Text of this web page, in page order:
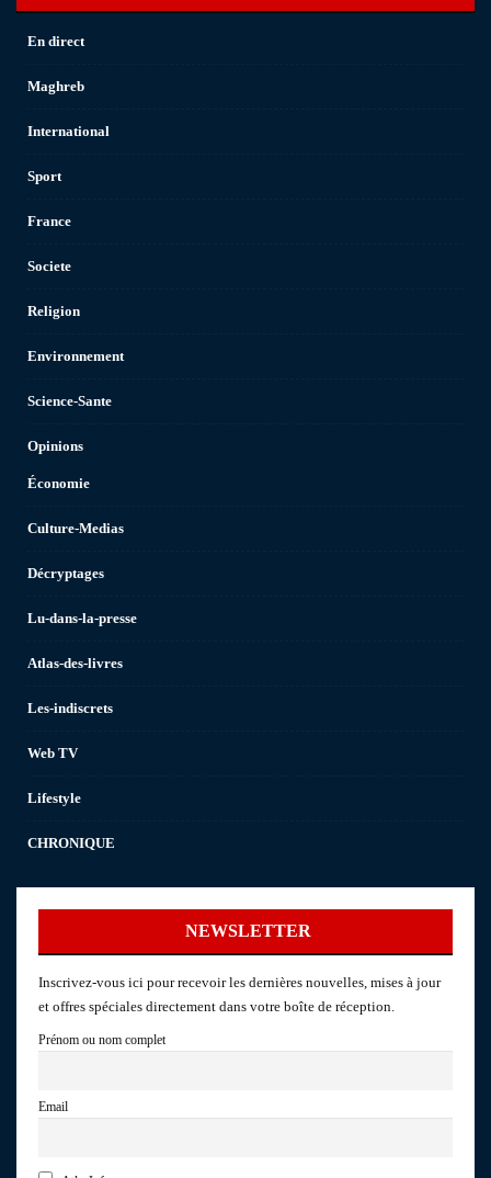
En direct
Maghreb
International
Sport
France
Societe
Religion
Environnement
Science-Sante
Opinions
Économie
Culture-Medias
Décryptages
Lu-dans-la-presse
Atlas-des-livres
Les-indiscrets
Web TV
Lifestyle
CHRONIQUE
NEWSLETTER
Inscrivez-vous ici pour recevoir les dernières nouvelles, mises à jour
et offres spéciales directement dans votre boîte de réception.
Prénom ou nom complet
Email